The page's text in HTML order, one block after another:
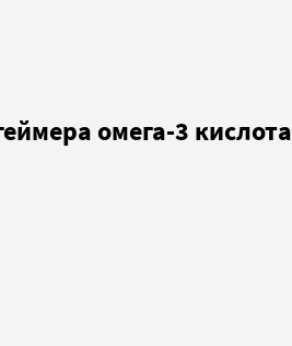
омега-3 кислота